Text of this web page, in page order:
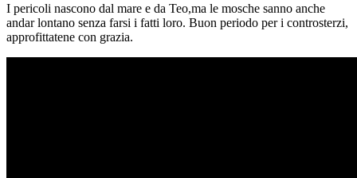
I pericoli nascono dal mare e da Teo,ma le mosche sanno anche
andar lontano senza farsi i fatti loro. Buon periodo per i controsterzi,
approfittatene con grazia.